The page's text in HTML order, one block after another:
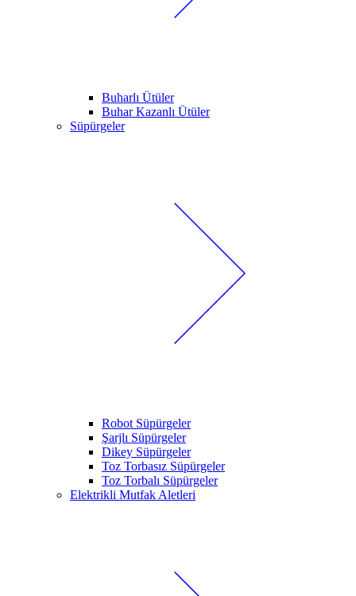
Buharlı Ütüler
Buhar Kazanlı Ütüler
Süpürgeler
Robot Süpürgeler
Şarjlı Süpürgeler
Dikey Süpürgeler
Toz Torbasız Süpürgeler
Toz Torbalı Süpürgeler
Elektrikli Mutfak Aletleri